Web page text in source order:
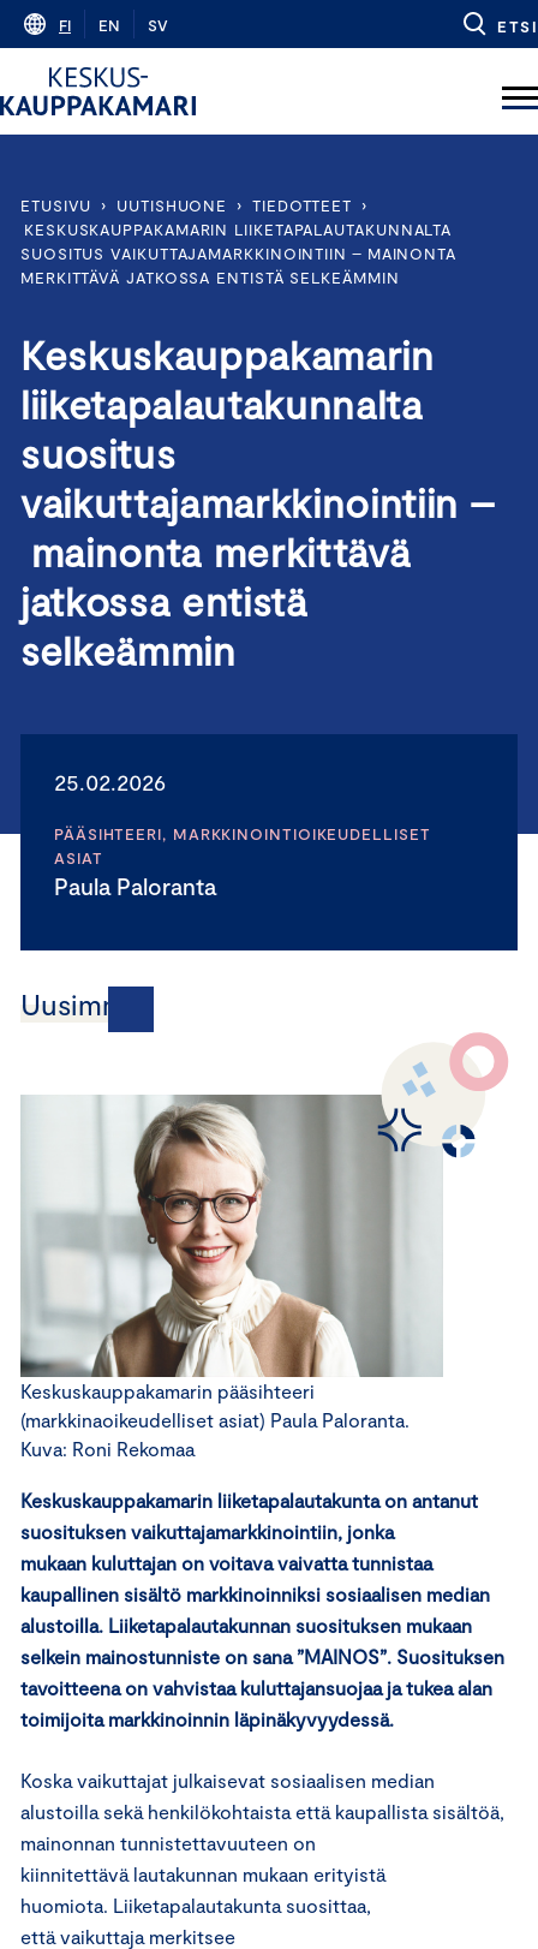
Skip
content
FI EN SV ETSI
ETUSIVU › UUTISHUONE › TIEDOTTEET
›
KESKUSKAUPPAKAMARIN LIIKETAPALAUTAKUNNALTA
SUOSITUS VAIKUTTAJAMARKKINOINTIIN – MAINONTA
MERKITTÄVÄ JATKOSSA ENTISTÄ SELKEÄMMIN
Keskuskauppakamarin
liiketapalautakunnalta
suositus
vaikuttajamarkkinointiin –
mainonta merkittävä
jatkossa entistä
selkeämmin
25.02.2026
PÄÄSIHTEERI, MARKKINOINTIOIKEUDELLISET
ASIAT
Paula Paloranta
Uusimmat
Keskuskauppakamarin pääsihteeri
(markkinaoikeudelliset asiat) Paula Paloranta.
Kuva: Roni Rekomaa
Keskuskauppakamarin liiketapalautakunta on antanut
suosituksen vaikuttajamarkkinointiin, jonka
mukaan kuluttajan on voitava vaivatta tunnistaa
kaupallinen sisältö markkinoinniksi sosiaalisen median
alustoilla. Liiketapalautakunnan suosituksen mukaan
selkein mainostunniste on sana ”MAINOS”. Suosituksen
tavoitteena on vahvistaa kuluttajansuojaa ja tukea alan
toimijoita markkinoinnin läpinäkyvyydessä.
Koska vaikuttajat julkaisevat sosiaalisen median
alustoilla sekä henkilökohtaista että kaupallista sisältöä,
mainonnan tunnistettavuuteen on
kiinnitettävä lautakunnan mukaan erityistä
huomiota. Liiketapalautakunta suosittaa,
että vaikuttaja merkitsee